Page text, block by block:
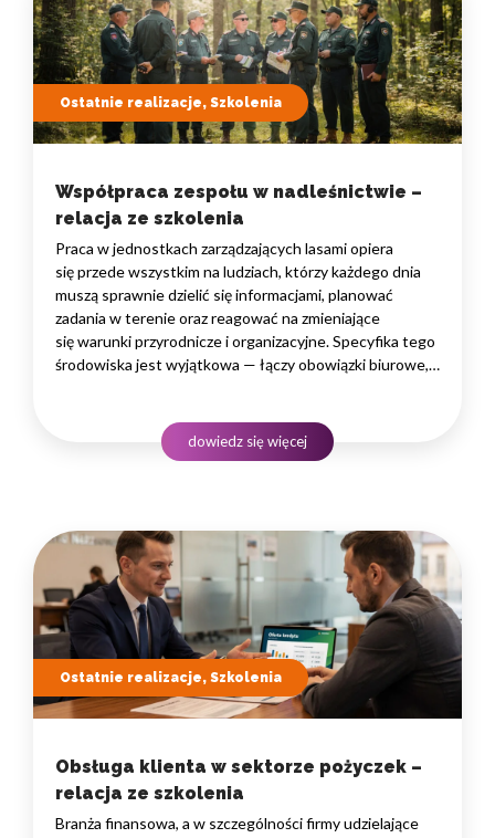
Ostatnie realizacje, Szkolenia
Współpraca zespołu w nadleśnictwie –
relacja ze szkolenia
Praca w jednostkach zarządzających lasami opiera
się przede wszystkim na ludziach, którzy każdego dnia
muszą sprawnie dzielić się informacjami, planować
zadania w terenie oraz reagować na zmieniające
się warunki przyrodnicze i organizacyjne. Specyfika tego
środowiska jest wyjątkowa — łączy obowiązki biurowe,
podejmowania decyzji. W takim środowisku
to nie pojedyncze kompetencje, lecz dobrze…
dowiedz się więcej
Ostatnie realizacje, Szkolenia
Obsługa klienta w sektorze pożyczek –
relacja ze szkolenia
Branża finansowa, a w szczególności firmy udzielające